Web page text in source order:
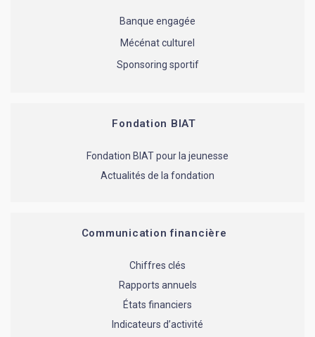
Banque engagée
Mécénat culturel
Sponsoring sportif
Fondation BIAT
Fondation BIAT pour la jeunesse
Actualités de la fondation
Communication financière
Chiffres clés
Rapports annuels
États financiers
Indicateurs d’activité